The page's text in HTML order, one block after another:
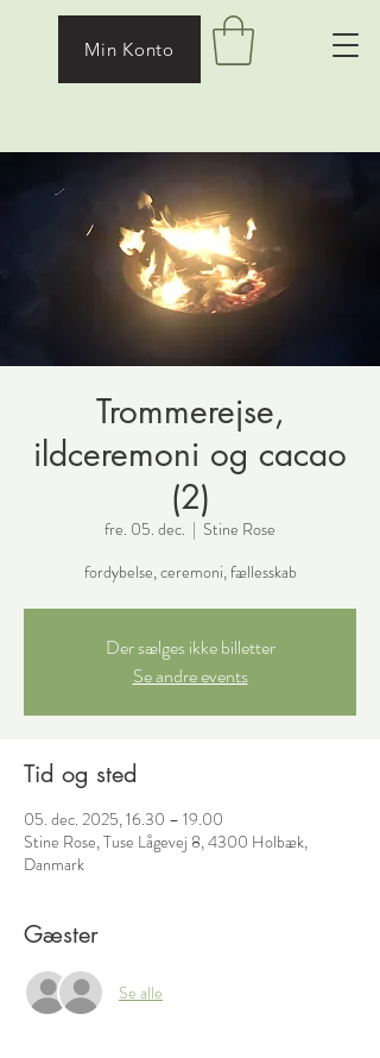
Min Konto
Trommerejse,
ildceremoni og cacao
(2)
fre. 05. dec.
  |
Stine Rose
fordybelse, ceremoni, fællesskab
Der sælges ikke billetter
Se andre events
Tid og sted
05. dec. 2025, 16.30 – 19.00
Stine Rose, Tuse Lågevej 8, 4300 Holbæk,
Danmark
Gæster
Se alle